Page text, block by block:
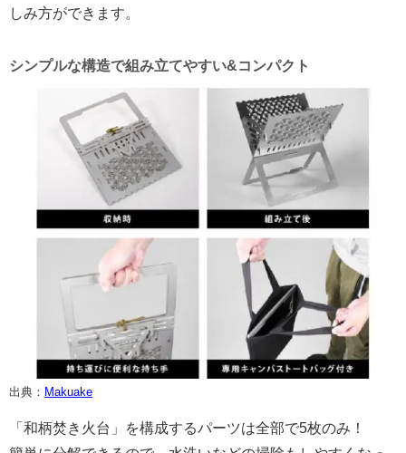
しみ方ができます。
シンプルな構造で組み立てやすい&コンパクト
出典： Makuake
「和柄焚き火台」を構成するパーツは全部で5枚のみ！